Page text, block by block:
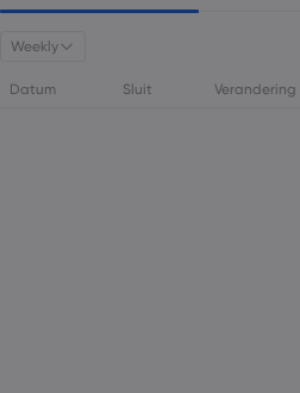
Weekly
Datum Sluit Verandering